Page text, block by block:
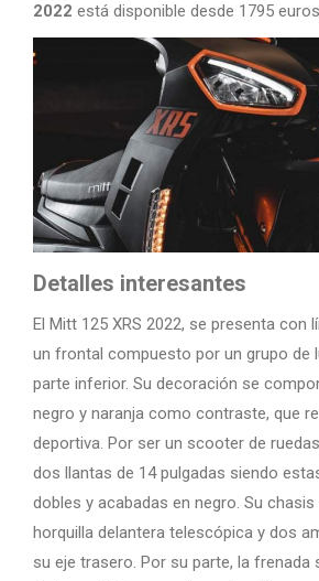
2022 está disponible desde 1795
Detalles interesantes
El Mitt 125 XRS 2022, se presenta con
un frontal compuesto por un grupo de
parte inferior. Su decoración se
negro y naranja como contraste, que
deportiva. Por ser un scooter de
dos llantas de 14 pulgadas siendo
dobles y acabadas en negro. Su chasis
horquilla delantera telescópica y dos
su eje trasero. Por su parte, la frenada